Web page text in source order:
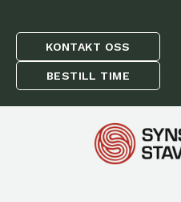
KONTAKT OSS
BESTILL TIME